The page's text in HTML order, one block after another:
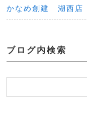
かなめ創建 湖西店
ブログ内検索